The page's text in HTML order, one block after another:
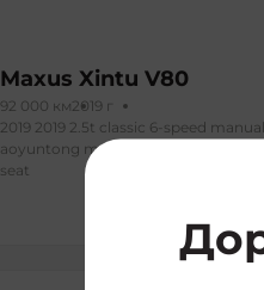
Maxus Xintu V80
92 000 км2019 г
2019 2019 2.5t classic 6-speed manual
aoyuntong modified long-axis mid-
seat